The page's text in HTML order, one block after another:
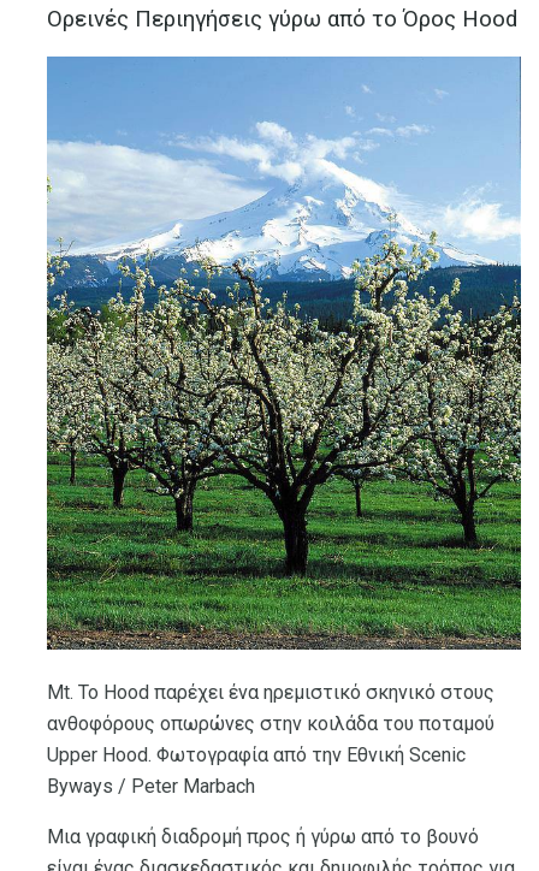
Ορεινές Περιηγήσεις γύρω από το Όρος Hood
Mt. Το Hood παρέχει ένα ηρεμιστικό σκηνικό στους
ανθοφόρους οπωρώνες στην κοιλάδα του ποταμού
Upper Hood. Φωτογραφία από την Εθνική Scenic
Byways / Peter Marbach
Μια γραφική διαδρομή προς ή γύρω από το βουνό